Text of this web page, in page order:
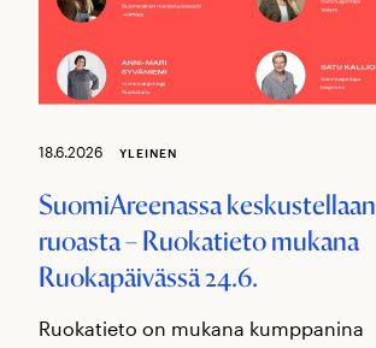
18.6.2026 YLEINEN
SuomiAreenassa keskustellaan
ruoasta – Ruokatieto mukana
Ruokapäivässä 24.6.
Ruokatieto on mukana kumppanina